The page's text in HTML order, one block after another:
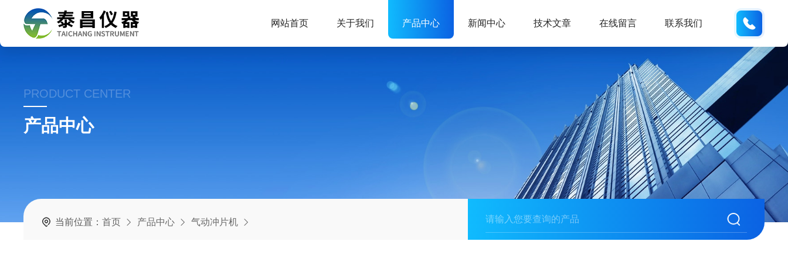
网站首页 关于我们 产品中心 新闻中心 技术文章 在线留言 联系我们
PRODUCT CENTER
产品中心
当前位置：首页 产品中心 气动冲片机